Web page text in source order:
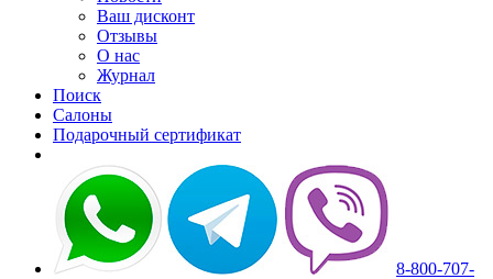
Ваш дисконт
Отзывы
О нас
Журнал
Поиск
Салоны
Подарочный сертификат
8-800-707-